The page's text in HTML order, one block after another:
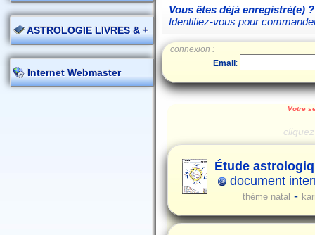
ASTROLOGIE LIVRES & +
Internet Webmaster
Vous êtes déjà enregistré(e) ?
Identifiez-vous pour
connexion :
Email :
Votre
Étude
document
thème natal -